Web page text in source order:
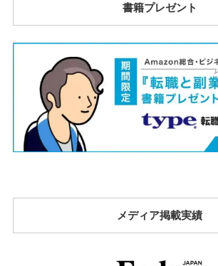
書籍プレゼント
メディア掲載実績